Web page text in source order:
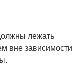
лежать
вне зависимости